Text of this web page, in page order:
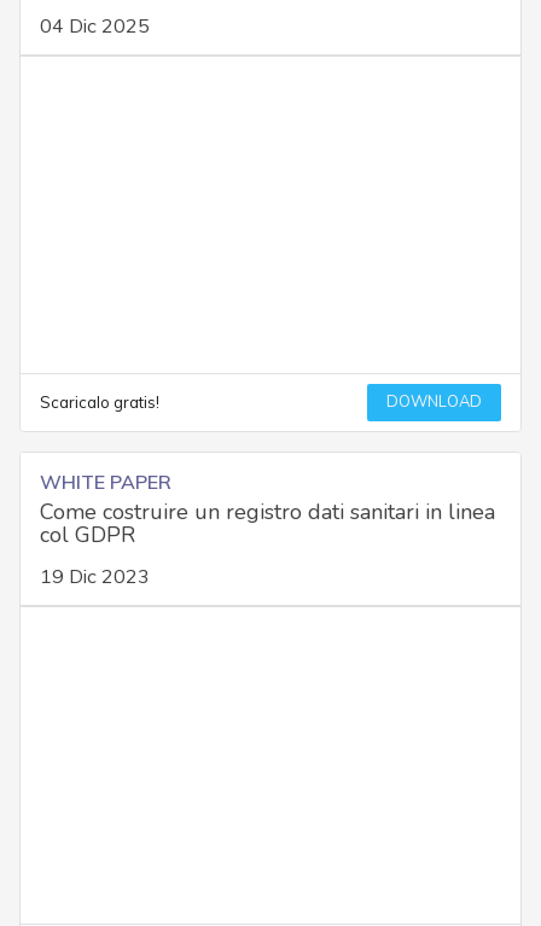
04 Dic 2025
Scaricalo gratis! DOWNLOAD
WHITE PAPER
Come costruire un registro dati sanitari in linea
col GDPR
19 Dic 2023